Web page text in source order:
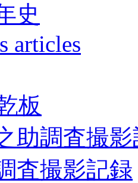
史
articles
板
助調査撮
査撮影記録